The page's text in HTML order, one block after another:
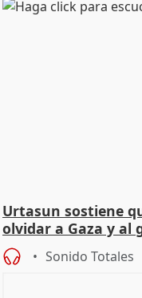
Urtasun sostiene
olvidar a Gaza y al
Sonido Totales